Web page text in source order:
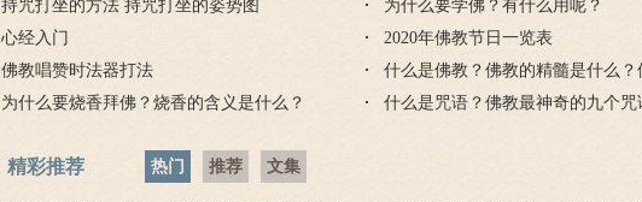
持咒打坐的方法 持咒打坐的姿势图
为什么要学佛？有什么用呢？
心经入门
2020年佛教节日一览表
佛教唱赞时法器打法
什么是佛教？佛教的精髓是什么？
为什么要烧香拜佛？烧香的含义是什么？
什么是咒语？佛教最神奇的九个咒
精彩推荐 热门 推荐 文集